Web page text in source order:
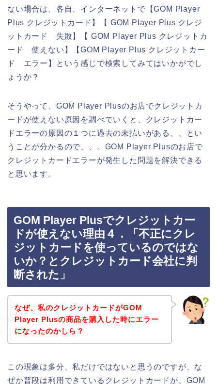
ない場合は、各自、インターネットで【GOM Player
Plus クレジットカード】【 GOM Player Plus クレジ
ットカード 失敗】【 GOM Player Plus クレジットカ
ード 使えない】【GOM Player Plus クレジットカー
ド エラー】という感じで検索してみてはいかがでし
ょうか？
そうやって、GOM Player Plusのお店でクレジットカ
ードが使えない原因を調べていくと、クレジットカー
ドエラーの原因の１つに過去の未払いがある、、とい
うことが分かるので、、。GOM Player Plusのお店で
クレジットカードエラーが発生した問題を解決できる
と思います。
GOM Player Plusでクレジットカー
ドが使えない理由４．「不正にクレ
ジットカードを使っているのではな
いか？とクレジットカード会社に判
断された」
なぜ、私のクレジットカードがGOM
Player Plusの商品を購入した時にエラー
になったのかしら？
この現象は多分、私だけではないと思うのですが、な
ぜか普段は利用できているクレジットカードが、GOM